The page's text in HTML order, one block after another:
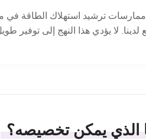
ممارسات ترشيد استهلاك الطاقة في
لا يؤدي هذا النهج إلى
الذي يمكن تخصيصه؟